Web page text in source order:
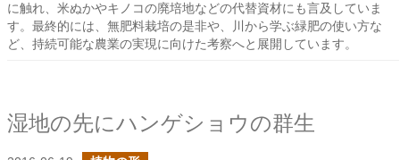
に触れ、米ぬかやキノコの廃培地などの代替資材にも言及していま
す。最終的には、無肥料栽培の是非や、川から学ぶ緑肥の使い方な
ど、持続可能な農業の実現に向けた考察へと展開しています。
湿地の先にハンゲショウの群生